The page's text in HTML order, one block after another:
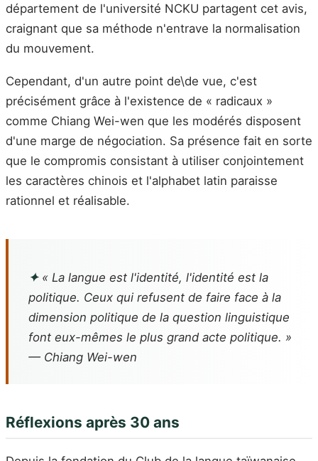
département de l'université NCKU partagent cet avis,
craignant que sa méthode n'entrave la normalisation
du mouvement.
Cependant, d'un autre point de\de vue, c'est
précisément grâce à l'existence de « radicaux »
comme Chiang Wei-wen que les modérés disposent
d'une marge de négociation. Sa présence fait en sorte
que le compromis consistant à utiliser conjointement
les caractères chinois et l'alphabet latin paraisse
rationnel et réalisable.
✦« La langue est l'identité, l'identité est la
politique. Ceux qui refusent de faire face à la
dimension politique de la question linguistique
font eux-mêmes le plus grand acte politique. »
— Chiang Wei-wen
Réflexions après 30 ans